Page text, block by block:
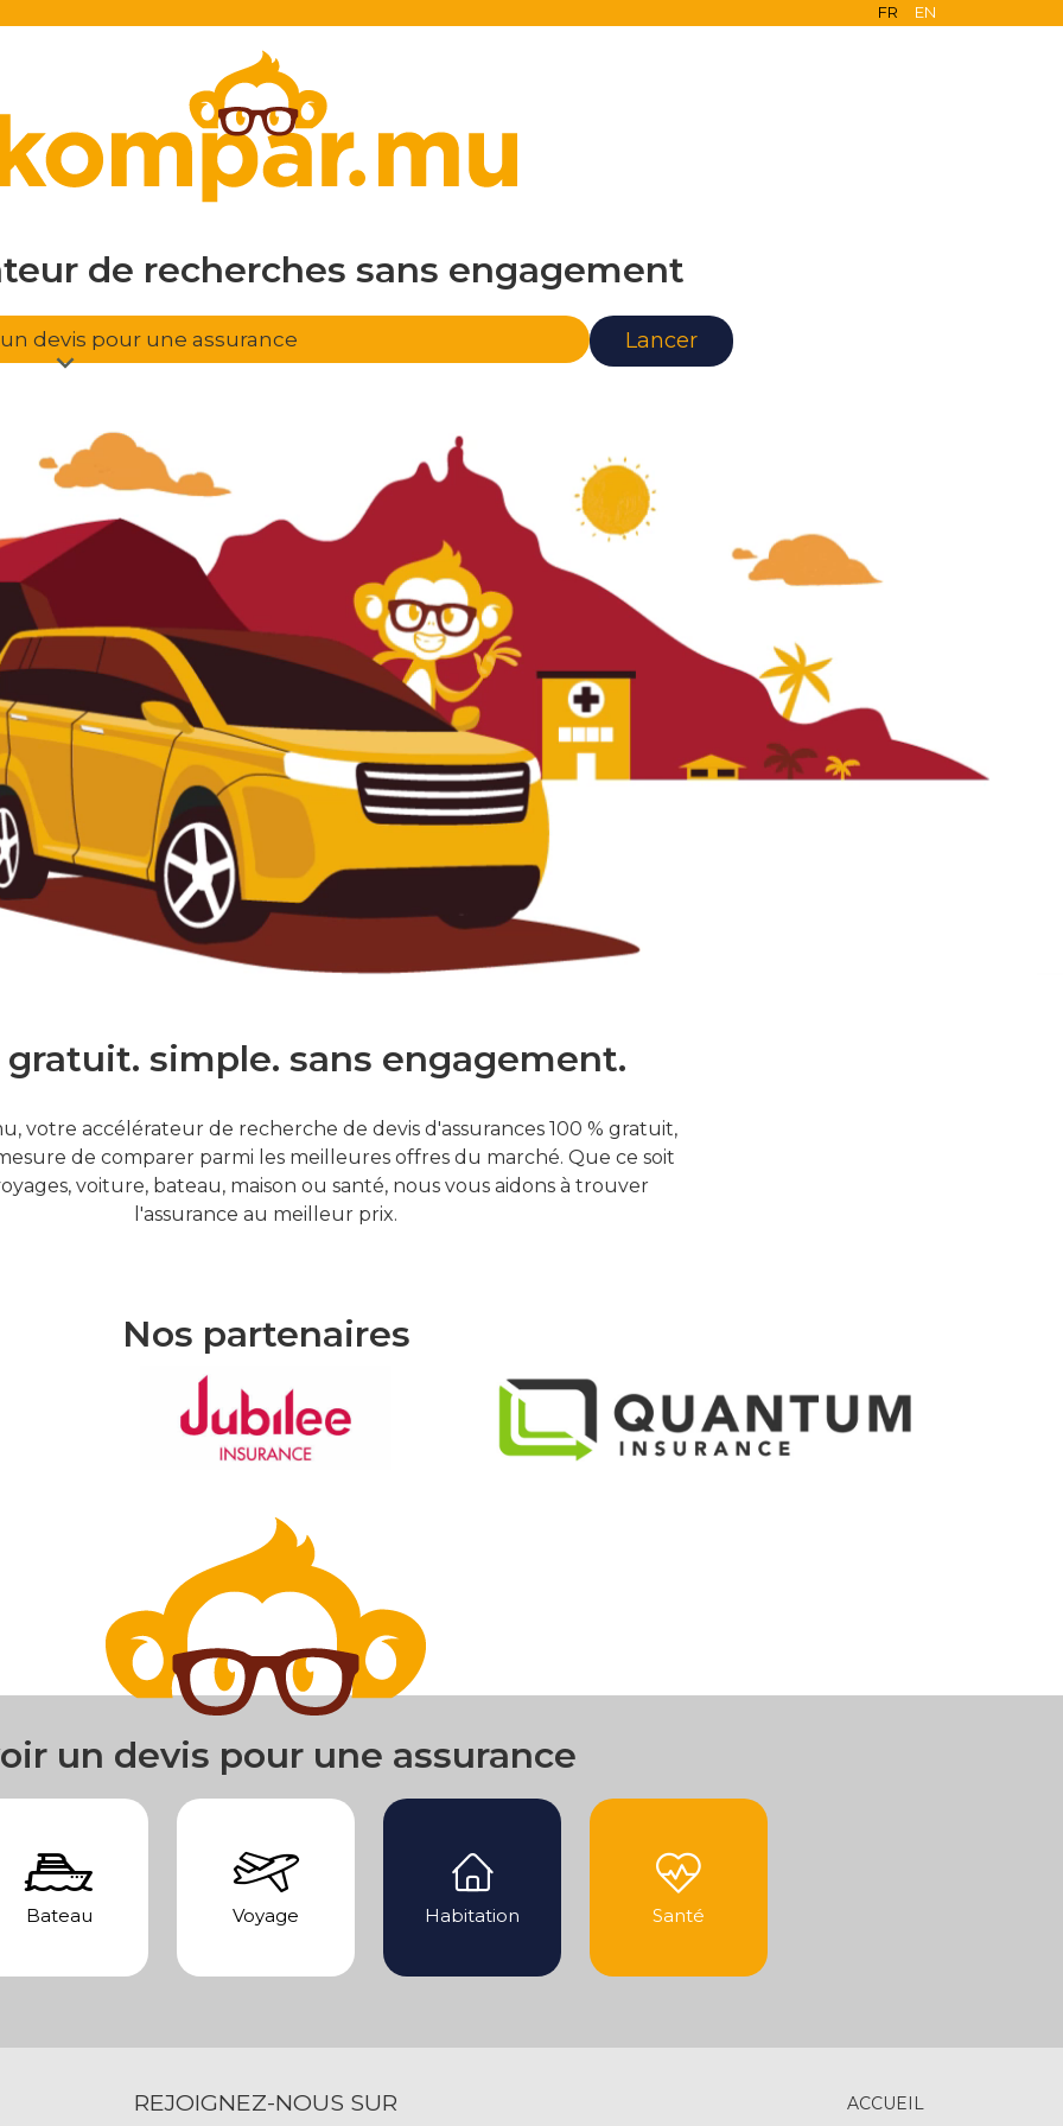
FR EN
de recherches
en ligne
sans engagement
d'assurance
devis pour une assurance Lancer
gratuit. simple. sans engagement.
votre accélérateur de recherche de devis d'assurances 100 % gratuit,
de comparer parmi les meilleures offres du marché. Que ce soit
voiture, bateau, maison ou santé, nous vous aidons à trouver
l'assurance au meilleur prix.
Nos partenaires
un devis pour une assurance
Bateau Voyage Habitation Santé
REJOIGNEZ-NOUS SUR
ACCUEIL